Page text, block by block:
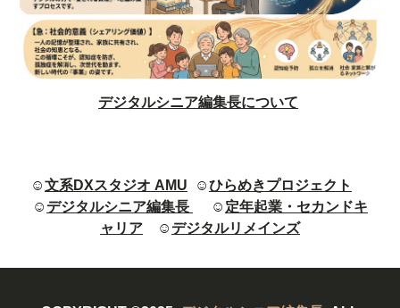
デジタルシニア編集長について
☺文系DXスタジオ AMU ☺ひらめきプロジェクト
☺ デジタルシニア編集長 ☺ 定年起業・セカンドキ
ャリア
☺ デジタルリメインズ